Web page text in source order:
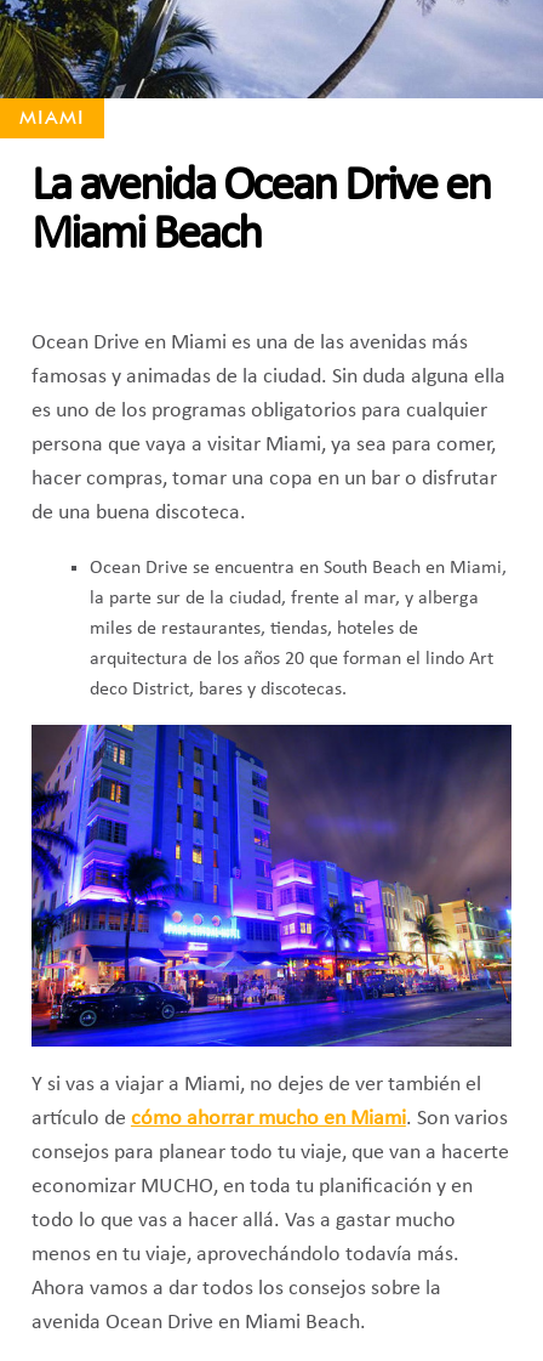
MIAMI
La avenida Ocean Drive en
Miami Beach
Ocean Drive en Miami es una de las avenidas más
famosas y animadas de la ciudad. Sin duda alguna ella
es uno de los programas obligatorios para cualquier
persona que vaya a visitar Miami, ya sea para comer,
hacer compras, tomar una copa en un bar o disfrutar
de una buena discoteca.
Ocean Drive se encuentra en South Beach en Miami,
la parte sur de la ciudad, frente al mar, y alberga
miles de restaurantes, tiendas, hoteles de
arquitectura de los años 20 que forman el lindo Art
deco District, bares y discotecas.
Y si vas a viajar a Miami, no dejes de ver también el
artículo de cómo ahorrar mucho en Miami. Son varios
consejos para planear todo tu viaje, que van a hacerte
economizar MUCHO, en toda tu planificación y en
todo lo que vas a hacer allá. Vas a gastar mucho
menos en tu viaje, aprovechándolo todavía más.
Ahora vamos a dar todos los consejos sobre la
avenida Ocean Drive en Miami Beach.